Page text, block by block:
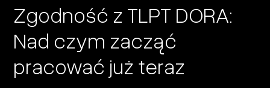
Zgodność z TLPT DORA:
Nad czym zacząć
pracować już teraz